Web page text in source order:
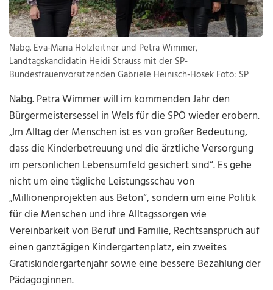
Nabg. Eva-Maria Holzleitner und Petra Wimmer,
Landtagskandidatin Heidi Strauss mit der SP-
Bundesfrauenvorsitzenden Gabriele Heinisch-Hosek Foto: SP
Nabg. Petra Wimmer will im kommenden Jahr den
Bürgermeistersessel in Wels für die SPÖ wieder erobern.
„Im Alltag der Menschen ist es von großer Bedeutung,
dass die Kinderbetreuung und die ärztliche Versorgung
im persönlichen Lebensumfeld gesichert sind“. Es gehe
nicht um eine tägliche Leistungsschau von
„Millionenprojekten aus Beton“, sondern um eine Politik
für die Menschen und ihre Alltagssorgen wie
Vereinbarkeit von Beruf und Familie, Rechtsanspruch auf
einen ganztägigen Kindergartenplatz, ein zweites
Gratiskindergartenjahr sowie eine bessere Bezahlung der
Pädagoginnen.